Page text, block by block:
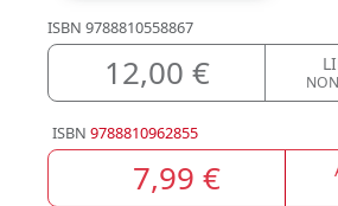
ISBN 9788810558867
12,00 €
ISBN 9788810962855
7,99 €